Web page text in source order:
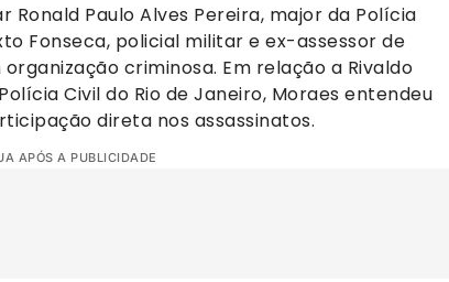
Paulo Alves Pereira, major da Polícia
Fonseca, policial militar e ex-assessor de
criminosa. Em relação a Rivaldo
Civil do Rio de Janeiro, Moraes entendeu
direta nos assassinatos.
APÓS A PUBLICIDADE